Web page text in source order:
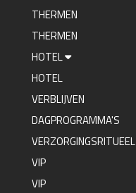
THERMEN
THERMEN
HOTEL
HOTEL
VERBLIJVEN
DAGPROGRAMMA'S
VERZORGINGSRITUEEL
VIP
VIP